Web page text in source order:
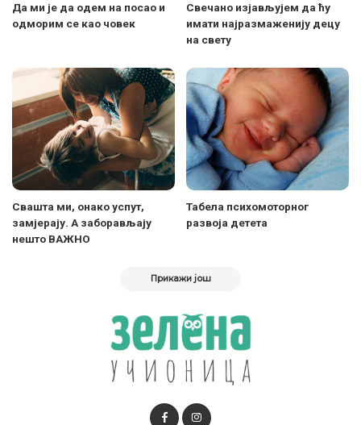
Да ми је да одем на посао и
одморим се као човек
Свечано изјављујем да ћу
имати најразмаженију децу
на свету
Свашта ми, онако успут,
замјерају. А заборављају
нешто ВАЖНО
Табела психомоторног
развоја детета
Прикажи још